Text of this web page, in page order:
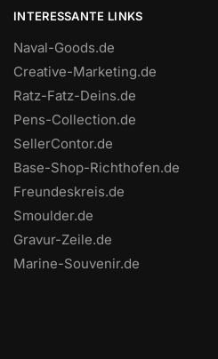
INTERESSANTE LINKS
Naval-Goods.de
Creative-Marketing.de
Ratz-Fatz-Deins.de
Pens-Collection.de
SellerContor.de
Base-Shop-Richthofen.de
Freundeskreis.de
Smoulder.de
Gravur-Zeile.de
Marine-Souvenir.de